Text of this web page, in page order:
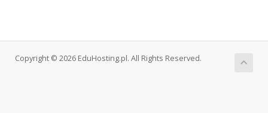
Copyright © 2026 EduHosting.pl. All Rights Reserved.